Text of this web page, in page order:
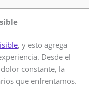
, y esto agrega
Desde el
constante, la
que enfrentamos.